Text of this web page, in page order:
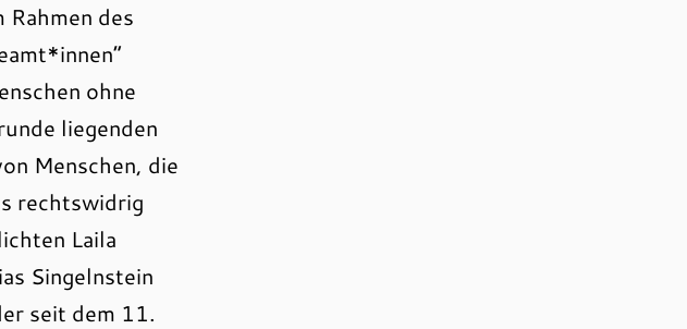
des
ohne
liegenden
Menschen, die
rechtswidrig
Laila
Singelnstein
seit dem 11.